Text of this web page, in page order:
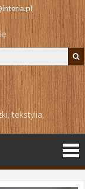
tekstylia,